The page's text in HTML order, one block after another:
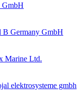
GmbH
B Germany GmbH
Marine Ltd.
elektrosysteme gmbh